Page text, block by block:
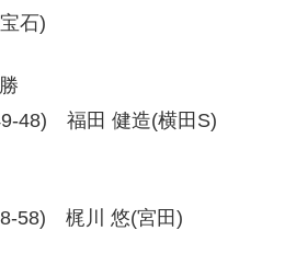
石)
48) 福田 健造(横田S)
58) 梶川 悠(宮田)